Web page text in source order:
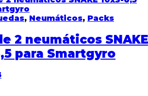
, Neumáticos, Packs
2 neumáticos SNAKE
para Smartgyro